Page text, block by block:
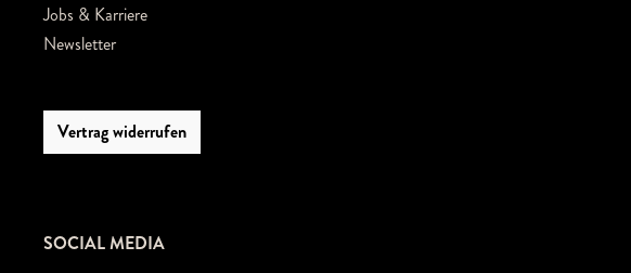
Jobs & Karriere
Newsletter
Vertrag widerrufen
SOCIAL MEDIA